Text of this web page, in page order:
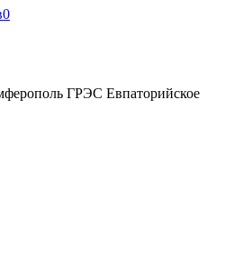
0
ГРЭС Евпаторийское